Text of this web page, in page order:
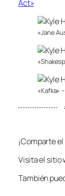
Act»
«Jane
«Kafka»
¡Comparte
Visita el sitio
También